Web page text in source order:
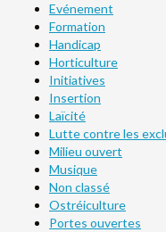
Evénement
Formation
Handicap
Horticulture
Initiatives
Insertion
Laïcité
Lutte contre les
Milieu ouvert
Musique
Non classé
Ostréiculture
Portes ouvertes